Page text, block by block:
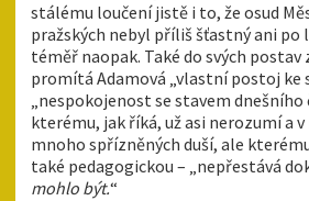
stálému loučení jistě i to, že osud
pražských nebyl příliš šťastný ani
téměř naopak. Také do svých
promítá Adamová „vlastní postoj ke
„nespokojenost se stavem dnešního
kterému, jak říká, už asi nerozumí a
mnoho spřízněných duší, ale
také pedagogickou – „nepřestává
mohlo být.“